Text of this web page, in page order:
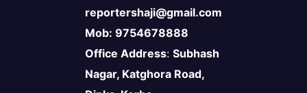
reportershaji@gmail.com
Mob: 9754678888
Office Address: Subhash
Nagar, Katghora Road,